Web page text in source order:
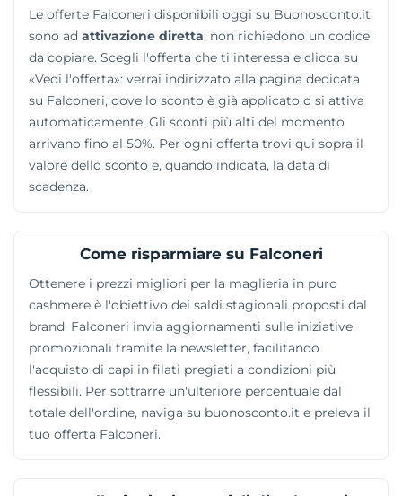
uniscono l'artigianalità tipica del made in Italy a
tecniche innovative per dare forma a vestiti capaci di
sfidare le mode passeggere.
Le offerte Falconeri disponibili oggi su Buonosconto.it
sono ad attivazione diretta: non richiedono un codice
da copiare. Scegli l'offerta che ti interessa e clicca su
«Vedi l'offerta»: verrai indirizzato alla pagina dedicata
su Falconeri, dove lo sconto è già applicato o si attiva
automaticamente. Gli sconti più alti del momento
arrivano fino al 50%. Per ogni offerta trovi qui sopra il
valore dello sconto e, quando indicata, la data di
scadenza.
Come risparmiare su Falconeri
Ottenere i prezzi migliori per la maglieria in puro
cashmere è l'obiettivo dei saldi stagionali proposti dal
brand. Falconeri invia aggiornamenti sulle iniziative
promozionali tramite la newsletter, facilitando
l'acquisto di capi in filati pregiati a condizioni più
flessibili. Per sottrarre un'ulteriore percentuale dal
totale dell'ordine, naviga su buonosconto.it e preleva il
tuo offerta Falconeri.